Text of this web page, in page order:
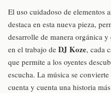
El uso cuidadoso de elementos
destaca en esta nueva pieza,
desarrolle de manera orgánica
en el trabajo de DJ Koze, cada
que permite a los oyentes
escucha. La música se
cuenta y cuenta una historia